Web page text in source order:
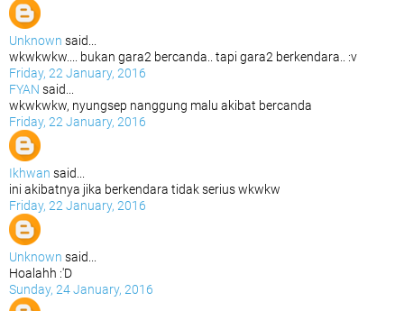
Unknown said...
wkwkwkw.... bukan gara2 bercanda.. tapi gara2 berkendara.. :v
Friday, 22 January, 2016
FYAN said...
wkwkwkw, nyungsep nanggung malu akibat bercanda
Friday, 22 January, 2016
Ikhwan said...
ini akibatnya jika berkendara tidak serius wkwkw
Friday, 22 January, 2016
Unknown said...
Hoalahh :'D
Sunday, 24 January, 2016